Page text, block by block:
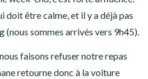
doit être calme, et il y a déjà pas
(nous sommes arrivés vers 9h45).
faisons refuser notre repas
retourne donc à la voiture